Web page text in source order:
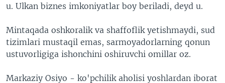
u. Ulkan biznes imkoniyatlar boy beriladi, deyd u.
Mintaqada oshkoralik va shaffoflik yetishmaydi, sud
tizimlari mustaqil emas, sarmoyadorlarning qonun
ustuvorligiga ishonchini oshiruvchi omillar oz.
Markaziy Osiyo - ko'pchilik aholisi yoshlardan iborat